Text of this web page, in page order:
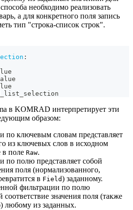
необходимо реализовать
а для конкретного поля запись
тип "строка-список строк".
:
в KOMRAD интерпретирует эти
образом:
по ключевым словам представляет
из ключевых слов в исходном
в поле Raw.
по полю представляет собой
поля (нормализованного,
в Field) заданному.
фильтрации по полю
соответствие значения поля (также
любому из заданных.